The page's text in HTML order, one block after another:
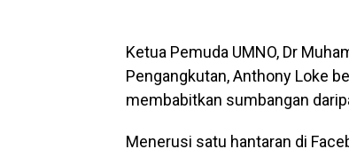
Ketua Pemuda UMNO, Dr
Pengangkutan, Anthony Loke
membabitkan sumbangan
Menerusi satu hantaran di